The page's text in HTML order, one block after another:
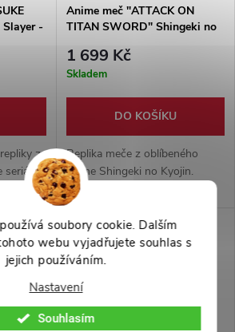
soubory cookie. Dalším
webu vyjadřujete souhlas s
jejich používáním.
Nastavení
Souhlasím
-
z
seriál
v
ke
Anime meč "ATTACK ON
TITAN SWORD" Shingeki no
1 699 Kč
Skladem
DO KOŠÍKU
Replika meče z oblíbeného
anime Shingeki no Kyojin.
Vyrobeno v kombinaci
karbonové oceli a pevného
plastu. Součástí balení je pevné
pouzdro s ekokůže.